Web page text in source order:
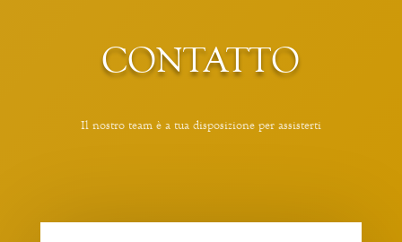
CONTATTO
Il nostro team è a tua disposizione per assisterti